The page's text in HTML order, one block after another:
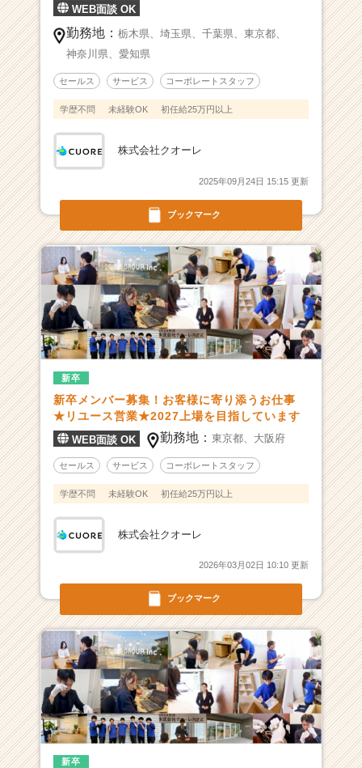
ン
チ
ャ
成
長
企
か
カ
が
届
く
就
活
サ
イ
ア
キ
ャ
リ
ア
（C
e
e
e
r）
ブックマーク
WEB面談 OK
勤務地： 栃木県、 埼玉県、 千葉県、 東京都、
神奈川県、 愛知県
セールス サービス コーポレートスタッフ
学歴不問 未経験OK 初任給25万円以上
株式会社クオーレ
2025年09月24日 15:15 更新
ブックマーク
新卒
新卒メンバー募集！お客様に寄り添うお仕事
★リユース営業★2027上場を目指しています
WEB面談 OK 勤務地：東京都、 大阪府
セールス サービス コーポレートスタッフ
学歴不問 未経験OK 初任給25万円以上
株式会社クオーレ
2026年03月02日 10:10 更新
新卒